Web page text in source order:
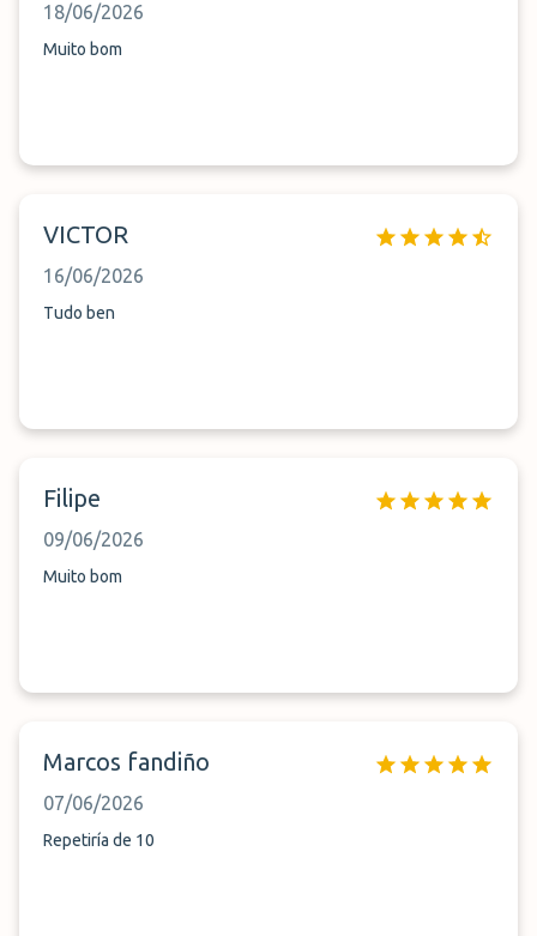
18/06/2026
Muito bom
VICTOR
16/06/2026
Tudo ben
Filipe
09/06/2026
Muito bom
Marcos fandiño
07/06/2026
Repetiría de 10